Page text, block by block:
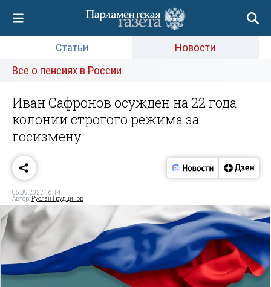
Статьи
Новости
Все о пенсиях в России
Иван Сафронов осужден на 22 года
колонии строгого режима за
госизмену
05.09.2022 16:14
Автор: Руслан Грудцинов